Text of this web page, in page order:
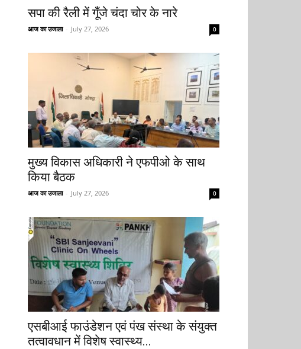
सपा की रैली में गूँजे चंदा चोर के नारे
आज का उजाला - July 27, 2026 0
मुख्य विकास अधिकारी ने एफपीओ के साथ
किया बैठक
आज का उजाला - July 27, 2026 0
एसबीआई फाउंडेशन एवं पंख संस्था के संयुक्त
तत्वावधान में विशेष स्वास्थ्य...